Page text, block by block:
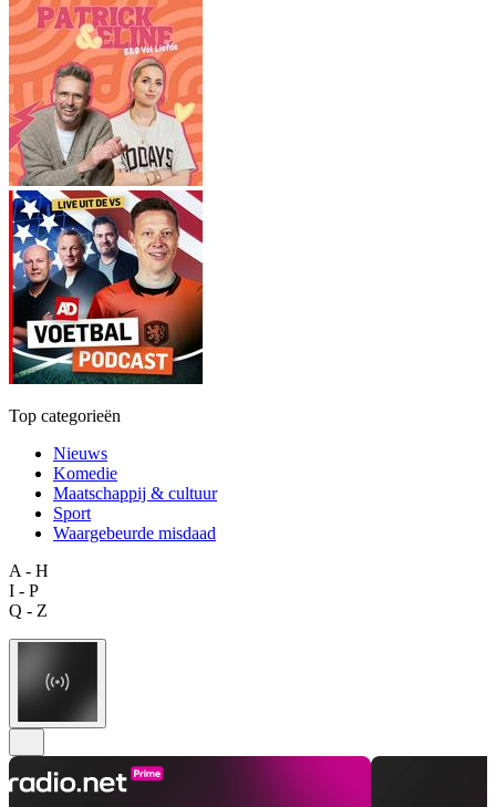
Top categorieën
Nieuws
Komedie
Maatschappij & cultuur
Sport
Waargebeurde misdaad
A - H
I - P
Q - Z